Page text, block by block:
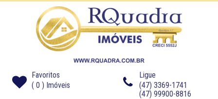
Favoritos
( 0 ) Imóveis
Ligue
(47) 3369-1741
(47) 99900-8816